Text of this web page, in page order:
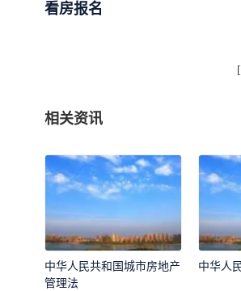
看房报名
[
相关资讯
中华人民共和国城市房地产
管理法
中华人